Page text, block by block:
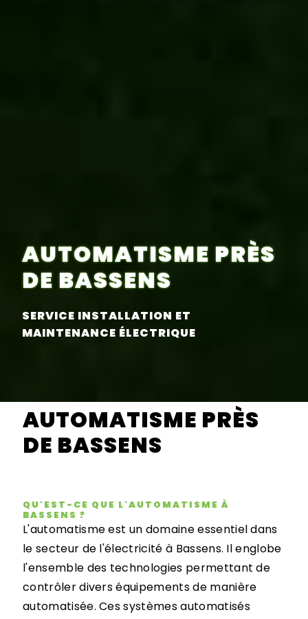
AUTOMATISME PRÈS
DE BASSENS
SERVICE INSTALLATION ET
MAINTENANCE ÉLECTRIQUE
AUTOMATISME PRÈS
DE BASSENS
QU'EST-CE QUE L'AUTOMATISME À
BASSENS ?
L'automatisme est un domaine essentiel dans
le secteur de l'électricité à Bassens. Il englobe
l'ensemble des technologies permettant de
contrôler divers équipements de manière
automatisée. Ces systèmes automatisés